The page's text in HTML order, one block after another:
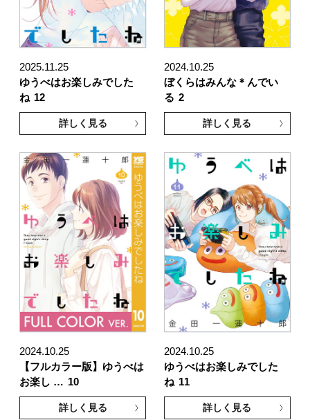
2025.11.25
ゆうべはお楽しみでした
ね 12
詳しく見る
2024.10.25
ぼくらはみんな＊んでい
る 2
詳しく見る
2024.10.25
【フルカラー版】ゆうべは
お楽し … 10
詳しく見る
2024.10.25
ゆうべはお楽しみでした
ね 11
詳しく見る